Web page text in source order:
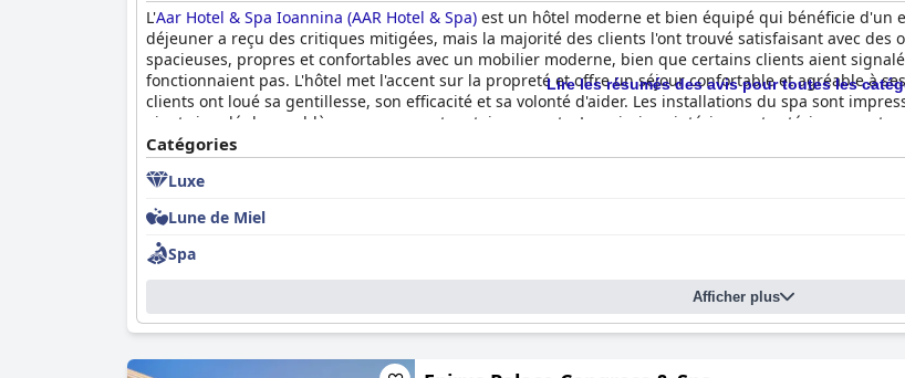
L'Aar Hotel & Spa Ioannina (AAR Hotel & Spa) est un hôtel moderne et bien équipé qui bénéficie d'un
déjeuner a reçu des critiques mitigées, mais la majorité des clients l'ont trouvé satisfaisant avec des
spacieuses, propres et confortables avec un mobilier moderne, bien que certains clients aient
fonctionnaient pas. L'hôtel met l'accent sur la propreté et offre un séjour confortable et agréable à
clients ont loué sa gentillesse, son efficacité et sa volonté d'aider. Les installations du spa sont
aient signalé des problèmes concernant certains aspects. Les piscines intérieure et extérieure sont
étant exceptionnelle. L'hôtel offre de nombreuses places de parking gratuites, sans que personne ne
(AAR Hotel & Spa)répond aux attentes d'un hôtel 4 étoiles avec des chambres confortables, un bon
Lire les résumés des avis pour toutes les
Catégories
Luxe
Lune de Miel
Spa
Afficher plus